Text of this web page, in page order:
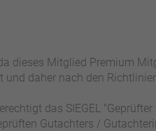
dieses Mitglied Premium
daher nach den
das SIEGEL
Gutachters /